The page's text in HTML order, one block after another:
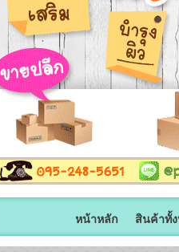
หน้าหลัก สินค้าทั้